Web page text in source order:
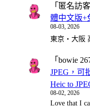
「 匿名訪客
體中文版+
08-03, 2026
東京・大阪
「 bowie
JPEG，可
Heic to
08-02, 2026
Love that I